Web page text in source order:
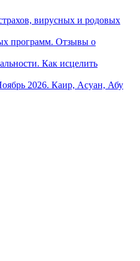
вирусных и родовых
программ. Отзывы о
Как исцелить
2026. Каир, Асуан, Абу